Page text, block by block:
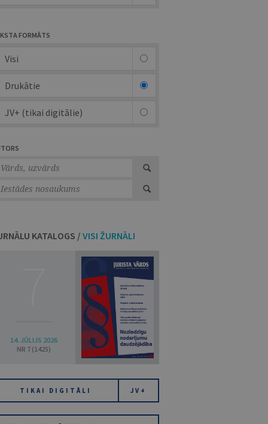
FORMĀTS
Visi
Drukātie
JV+ (tikai digitālie)
KATALOGS /VISI ŽURNĀLI
14. JŪLIJS 2026
NR 7 (1425)
TIKAI DIGITĀLI JV+